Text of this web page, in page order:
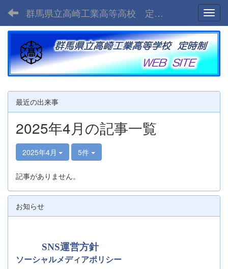
群馬県立高崎工業高等高校 定時制
最近の出来事
2025年4月の記事一覧
2025年4月 5件
記事がありません。
お知らせ
SNS運営方針
ソーシャルメディアポリシー